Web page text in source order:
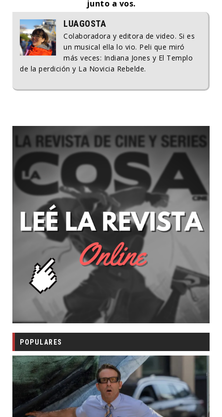
junto a vos.
LUAGOSTA
Colaboradora y editora de video. Si es
un musical ella lo vio. Peli que miró
más veces: Indiana Jones y El Templo
de la perdición y La Novicia Rebelde.
POPULARES